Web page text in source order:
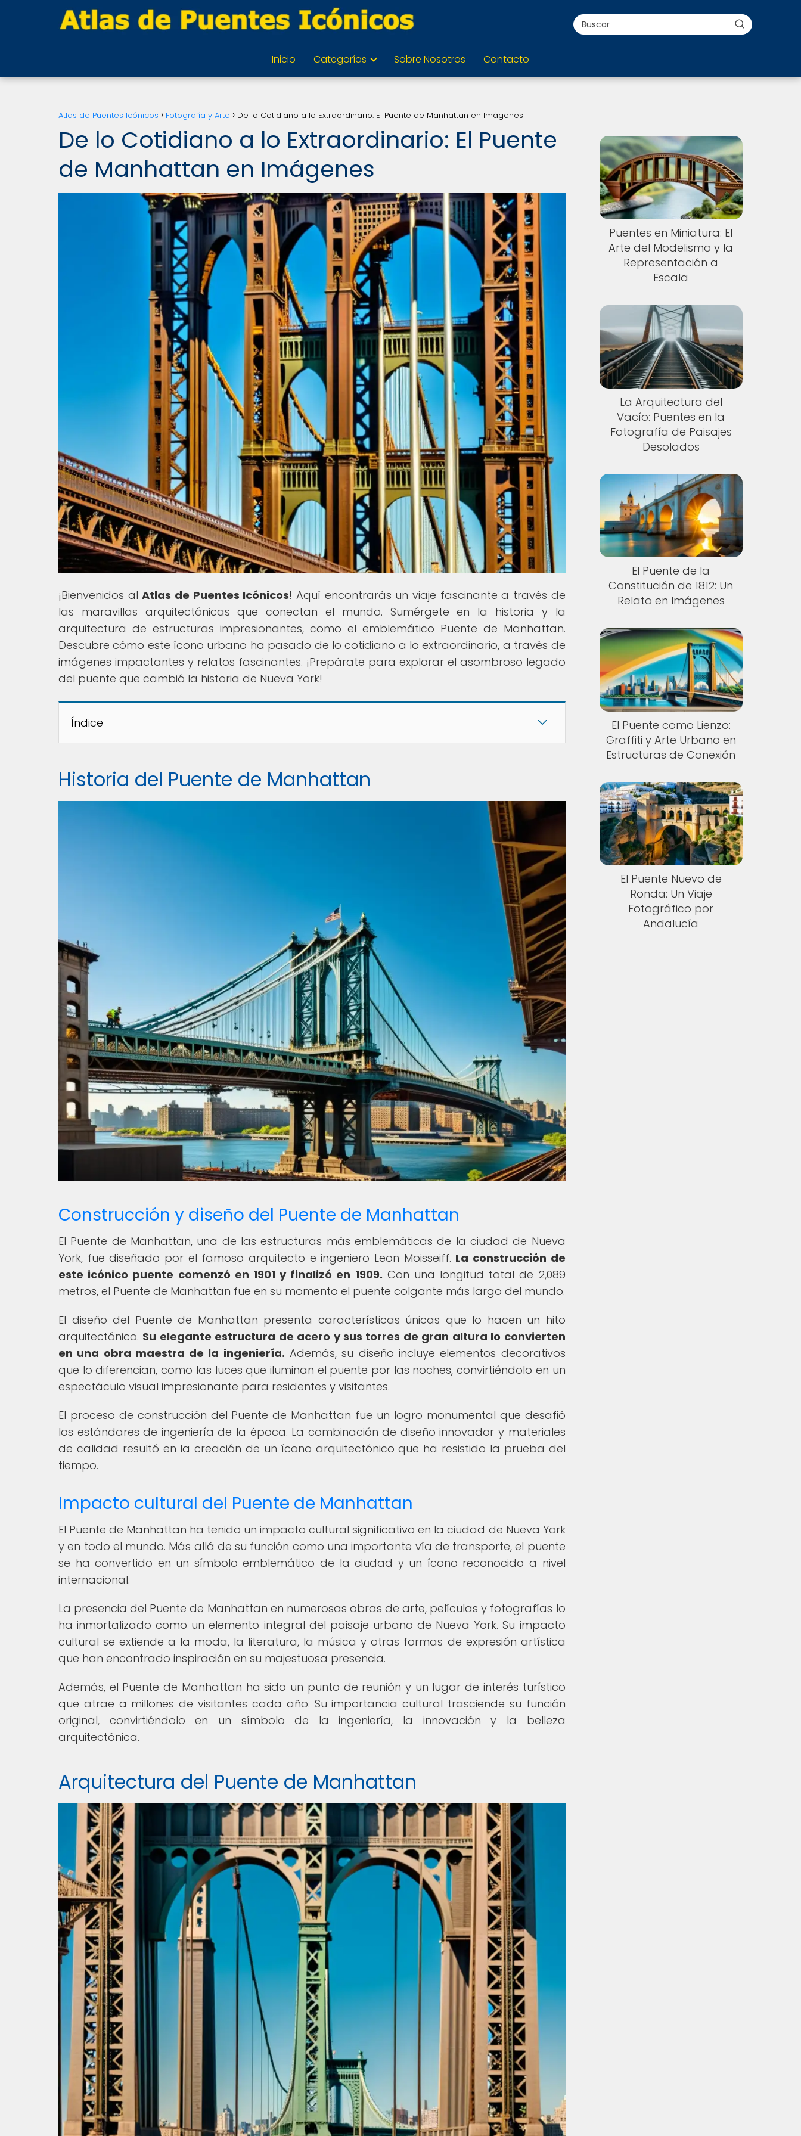
Inicio Categorías Sobre Nosotros Contacto
Atlas de Puentes Icónicos Fotografía y Arte De lo Cotidiano a lo Extraordinario: El Puente de Manhattan en Imágenes
De lo Cotidiano a lo Extraordinario: El Puente
de Manhattan en Imágenes
¡Bienvenidos alAtlas de Puentes Icónicos! Aquí encontrarás un viaje fascinante a través de
las maravillas arquitectónicas que conectan el mundo. Sumérgete en la historia y la
arquitectura de estructuras impresionantes, como el emblemático Puente de Manhattan.
Descubre cómo este ícono urbano ha pasado de lo cotidiano a lo extraordinario, a través de
imágenes impactantes y relatos fascinantes. ¡Prepárate para explorar el asombroso legado
del puente que cambió la historia de Nueva York!
Índice
Historia del Puente de Manhattan
Construcción y diseño del Puente de Manhattan
El Puente de Manhattan, una de las estructuras más emblemáticas de la ciudad de Nueva
York, fue diseñado por el famoso arquitecto e ingeniero Leon Moisseiff. La construcción de
este icónico puente comenzó en 1901 y finalizó en 1909. Con una longitud total de 2,089
metros, el Puente de Manhattan fue en su momento el puente colgante más largo del mundo.
El diseño del Puente de Manhattan presenta características únicas que lo hacen un hito
arquitectónico. Su elegante estructura de acero y sus torres de gran altura lo convierten
en una obra maestra de la ingeniería. Además, su diseño incluye elementos decorativos
que lo diferencian, como las luces que iluminan el puente por las noches, convirtiéndolo en un
espectáculo visual impresionante para residentes y visitantes.
El proceso de construcción del Puente de Manhattan fue un logro monumental que desafió
los estándares de ingeniería de la época. La combinación de diseño innovador y materiales
de calidad resultó en la creación de un ícono arquitectónico que ha resistido la prueba del
tiempo.
Impacto cultural del Puente de Manhattan
El Puente de Manhattan ha tenido un impacto cultural significativo en la ciudad de Nueva York
y en todo el mundo. Más allá de su función como una importante vía de transporte, el puente
se ha convertido en un símbolo emblemático de la ciudad y un ícono reconocido a nivel
internacional.
La presencia del Puente de Manhattan en numerosas obras de arte, películas y fotografías lo
ha inmortalizado como un elemento integral del paisaje urbano de Nueva York. Su impacto
cultural se extiende a la moda, la literatura, la música y otras formas de expresión artística
que han encontrado inspiración en su majestuosa presencia.
Además, el Puente de Manhattan ha sido un punto de reunión y un lugar de interés turístico
que atrae a millones de visitantes cada año. Su importancia cultural trasciende su función
original, convirtiéndolo en un símbolo de la ingeniería, la innovación y la belleza
arquitectónica.
Arquitectura del Puente de Manhattan
Puentes en Miniatura: El
Arte del Modelismo y la
Representación a
Escala
La Arquitectura del
Vacío: Puentes en la
Fotografía de Paisajes
Desolados
El Puente de la
Constitución de 1812: Un
Relato en Imágenes
El Puente como Lienzo:
Graffiti y Arte Urbano en
Estructuras de Conexión
El Puente Nuevo de
Ronda: Un Viaje
Fotográfico por
Andalucía